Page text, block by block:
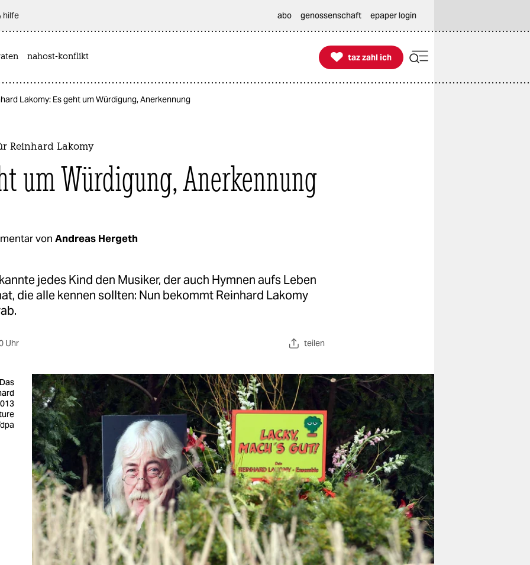
hilfe abo genossenschaft epaper login
nahost-konflikt 
taz zahl ich
taz zahl ich
Lakomy: Es geht um Würdigung, Anerkennung
Reinhard Lakomy
um Würdigung, Anerkennung
von Andreas Hergeth
jedes Kind den Musiker, der auch Hymnen aufs Leben
die alle kennen sollten: Nun bekommt Reinhard Lakomy
Uhr teilen